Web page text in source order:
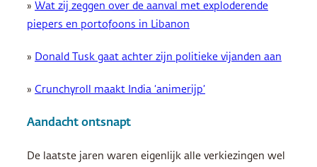
» Wat zij zeggen over de aanval met exploderende
piepers en portofoons in Libanon
» Donald Tusk gaat achter zijn politieke vijanden aan
» Crunchyroll maakt India ‘animerijp’
Aandacht ontsnapt
De laatste jaren waren eigenlijk alle verkiezingen wel